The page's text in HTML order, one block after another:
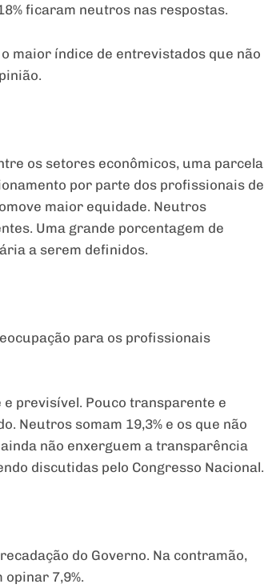
ficaram neutros nas respostas.
maior índice de entrevistados que não
os setores econômicos, uma parcela
por parte dos profissionais de
maior equidade. Neutros
Uma grande porcentagem de
a serem definidos.
para os profissionais
previsível. Pouco transparente e
Neutros somam 19,3% e os que não
não enxerguem a transparência
discutidas pelo Congresso Nacional.
do Governo. Na contramão,
opinar 7,9%.